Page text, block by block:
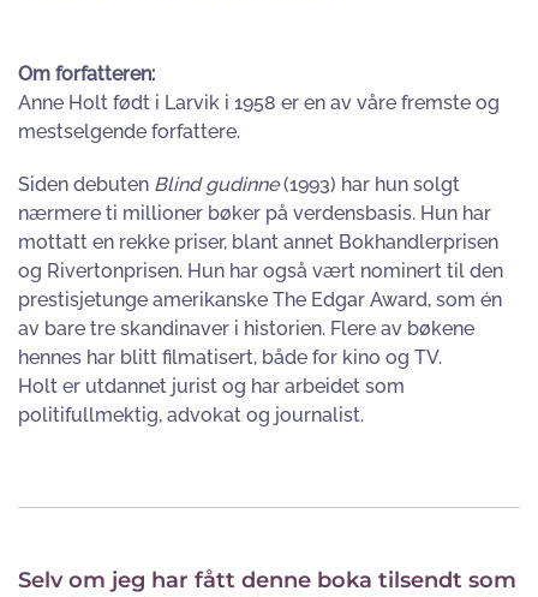
Om forfatteren:
Anne Holt født i Larvik i 1958 er en av våre fremste og
mestselgende forfattere.
Siden debuten Blind gudinne(1993) har hun solgt
nærmere ti millioner bøker på verdensbasis. Hun har
mottatt en rekke priser, blant annet Bokhandlerprisen
og Rivertonprisen. Hun har også vært nominert til den
prestisjetunge amerikanske The Edgar Award, som én
av bare tre skandinaver i historien. Flere av bøkene
hennes har blitt filmatisert, både for kino og TV.
Holt er utdannet jurist og har arbeidet som
politifullmektig, advokat og journalist.
Selv om jeg har fått denne boka tilsendt som